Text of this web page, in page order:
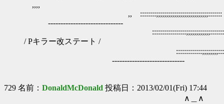
,,,,
,,
------------------------------
/ Pキラー改ステート /
:::::::::::::;;;;;;;;:::::: ,,
-----------------------------
729 名前： DonaldMcDonald 投稿日：2013/02/01(Fri) 17:44
∧＿∧